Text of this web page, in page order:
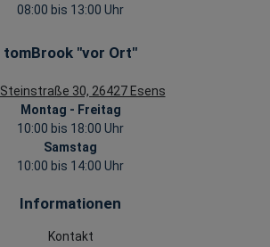
08:00 bis 13:00 Uhr
tomBrook "vor Ort"
Steinstraße 30, 26427 Esens
Montag - Freitag
10:00 bis 18:00 Uhr
Samstag
10:00 bis 14:00 Uhr
Informationen
Kontakt